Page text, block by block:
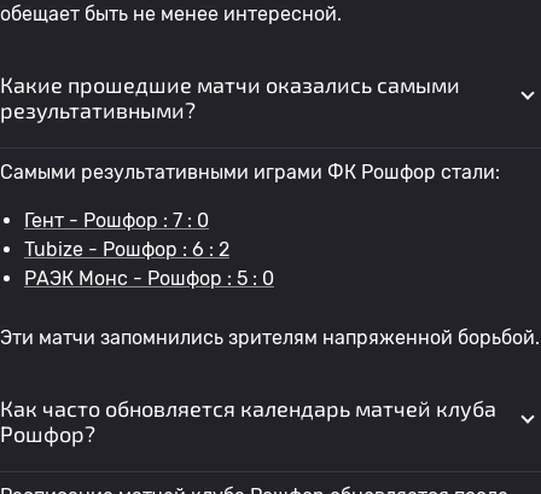
обещает быть не менее интересной.
Какие прошедшие матчи оказались самыми
результативными?
Самыми результативными играми ФК Рошфор стали:
Гент - Рошфор : 7 : 0
Tubize - Рошфор : 6 : 2
РАЭК Монс - Рошфор : 5 : 0
Эти матчи запомнились зрителям напряженной борьбой.
Как часто обновляется календарь матчей клуба
Рошфор?